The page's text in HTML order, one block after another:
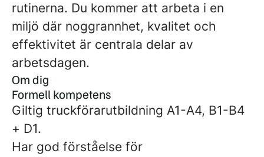
rutinerna. Du kommer att arbeta i en
miljö där noggrannhet, kvalitet och
effektivitet är centrala delar av
arbetsdagen.
Om dig
Formell kompetens
Giltig truckförarutbildning A1-A4, B1-B4
+ D1.
Har god förståelse för